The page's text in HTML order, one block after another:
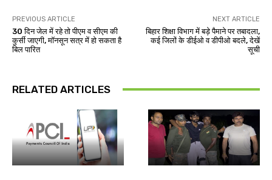
PREVIOUS ARTICLE
30 दिन जेल में रहे तो पीएम व सीएम की
कुर्सी जाएगी, मॉनसून सत्र में हो सकता है
बिल पारित
NEXT ARTICLE
बिहार शिक्षा विभाग में बड़े पैमाने पर तबादला,
कई जिलों के डीईओ व डीपीओ बदले, देखें
सूची
RELATED ARTICLES